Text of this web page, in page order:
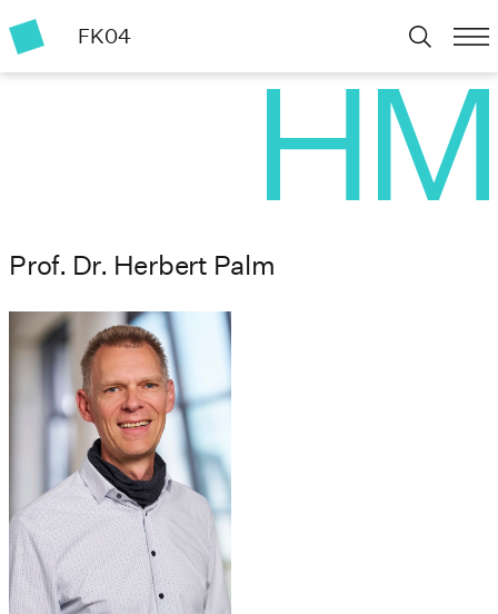
FK04
Prof. Dr. Herbert Palm